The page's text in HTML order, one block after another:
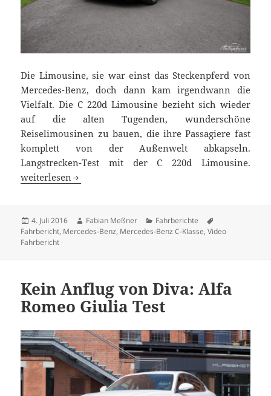
Die Limousine, sie war einst das Steckenpferd von
Mercedes-Benz, doch dann kam irgendwann die
Vielfalt. Die C 220d Limousine bezieht sich wieder
auf die alten Tugenden, wunderschöne
Reiselimousinen zu bauen, die ihre Passagiere fast
komplett von der Außenwelt abkapseln.
Langstrecken-Test mit der C 220d Limousine.
Reise-Limousine Mercedes-Benz C 220d (W205) getestet
weiterlesen
Veröffentlicht
am
4. Juli 2016 Autor
Fabian Meßner Kategorien
Fahrberichte
Fahrbericht, Mercedes-Benz, Mercedes-Benz C-Klasse,Video
Fahrbericht
Kein Anflug von Diva: Alfa
Romeo Giulia Test